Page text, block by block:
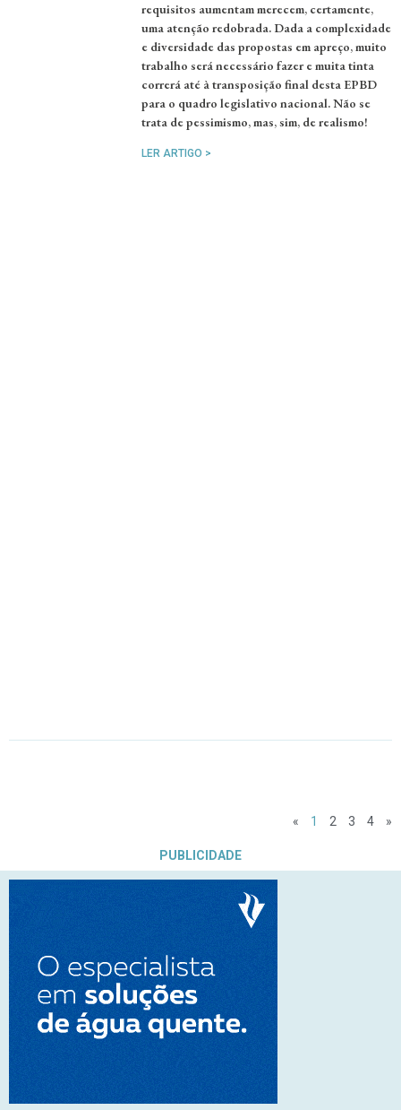
requisitos aumentam merecem, certamente,
uma atenção redobrada. Dada a complexidade
e diversidade das propostas em apreço, muito
trabalho será necessário fazer e muita tinta
correrá até à transposição final desta EPBD
para o quadro legislativo nacional. Não se
trata de pessimismo, mas, sim, de realismo!
LER ARTIGO >
« 1 2 3 4 »
PUBLICIDADE